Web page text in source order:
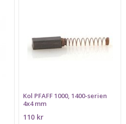
Kol PFAFF 1000, 1400-serien
4x4 mm
110 kr